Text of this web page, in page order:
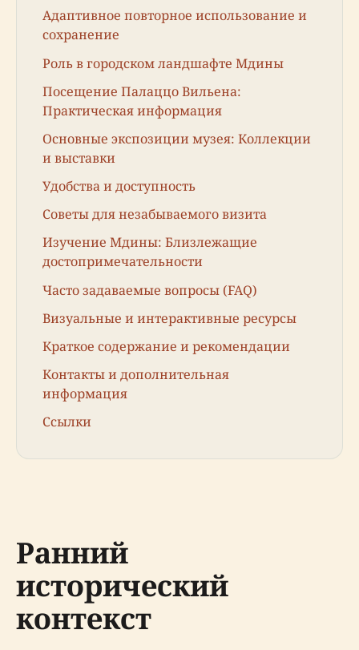
Адаптивное повторное использование и
сохранение
Роль в городском ландшафте Мдины
Посещение Палаццо Вильена:
Практическая информация
Основные экспозиции музея: Коллекции
и выставки
Удобства и доступность
Советы для незабываемого визита
Изучение Мдины: Близлежащие
достопримечательности
Часто задаваемые вопросы (FAQ)
Визуальные и интерактивные ресурсы
Краткое содержание и рекомендации
Контакты и дополнительная
информация
Ссылки
Ранний
исторический
контекст